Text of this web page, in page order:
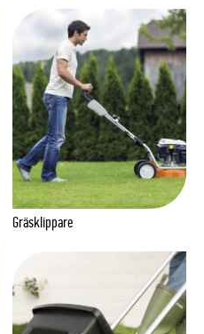
Gräsklippare